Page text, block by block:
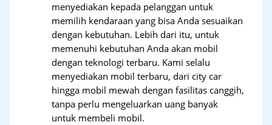
menyediakan kepada pelanggan untuk
memilih kendaraan yang bisa Anda sesuaikan
dengan kebutuhan. Lebih dari itu, untuk
memenuhi kebutuhan Anda akan mobil
dengan teknologi terbaru. Kami selalu
menyediakan mobil terbaru, dari city car
hingga mobil mewah dengan fasilitas canggih,
tanpa perlu mengeluarkan uang banyak
untuk membeli mobil.